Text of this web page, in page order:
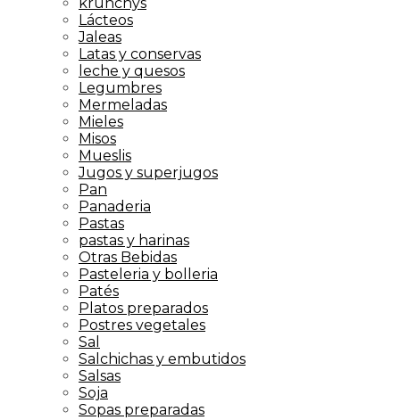
Lácteos
Jaleas
Latas y conservas
leche y quesos
Legumbres
Mermeladas
Mieles
Misos
Mueslis
Jugos y superjugos
Pan
Panaderia
Pastas
pastas y harinas
Otras Bebidas
Pasteleria y bolleria
Patés
Platos preparados
Postres vegetales
Sal
Salchichas y embutidos
Salsas
Soja
Sopas preparadas